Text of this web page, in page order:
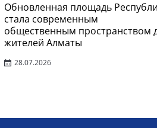
Обновленная площадь
стала современным
общественным пространством
жителей Алматы
28.07.2026